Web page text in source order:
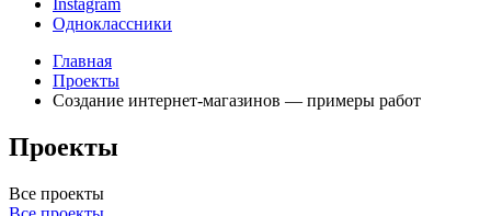
Instagram
Одноклассники
Главная
Проекты
Создание интернет-магазинов — примеры работ
Проекты
Все проекты